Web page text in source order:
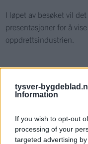
tysver-
Information
If you wish to opt-out
processing of your
targeted advertising
I løpet av besøket vil
presentasjoner for å
oppdrettsindustrien.
Nyhende
Mest lest siste syv